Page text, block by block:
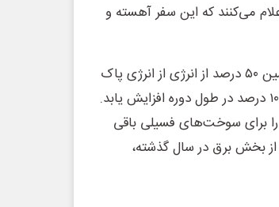
می‌کنند که این سفر آهسته و
طبق اعلام مرکز تحقیقات انرژی و هوای پاک، هدف تامین ۵۰ درصد از انرژی از انرژی پاک
همچنان به تولید سوخت‌های فسیلی اجازه می‌دهد تا ۱۰ درصد در طول دوره افزایش یابد.
برای سوخت‌های فسیلی باقی
از بخش برق در سال گذشته،